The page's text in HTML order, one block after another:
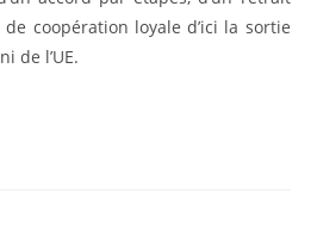
coopération loyale d’ici la sortie
de l’UE.